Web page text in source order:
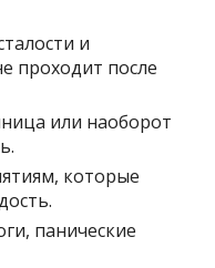
и
проходит после
или наоборот
которые
панические